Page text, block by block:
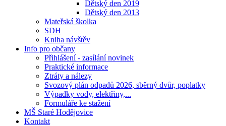
Dětský den 2019
Dětský den 2013
Mateřská školka
SDH
Kniha návštěv
Info pro občany
Přihlášení - zasílání novinek
Praktické informace
Ztráty a nálezy
Svozový plán odpadů 2026, sběrný dvůr, poplatky
Výpadky vody, elektřiny,...
Formuláře ke stažení
MŠ Staré Hodějovice
Kontakt